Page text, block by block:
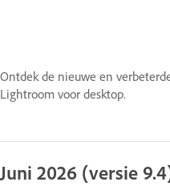
Ontdek de nieuwe en
Lightroom voor desktop.
Juni 2026 (versie